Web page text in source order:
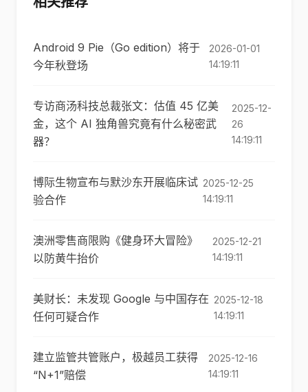
Android 9 Pie（Go edition）将于
今年秋登场
2026-01-01
14:19:11
专访商汤科技总裁张文：估值 45 亿美
金，这个 AI 独角兽究竟有什么秘密武
器？
2025-12-
26
14:19:11
博际生物宣布与默沙东开展临床试
验合作
2025-12-25
14:19:11
澳洲零售商限购《健身环大冒险》
以防黄牛抬价
2025-12-21
14:19:11
美财长：未发现 Google 与中国存在
任何可疑合作
2025-12-18
14:19:11
建立监管共管账户，极越员工获得
“N+1”赔偿
2025-12-16
14:19:11